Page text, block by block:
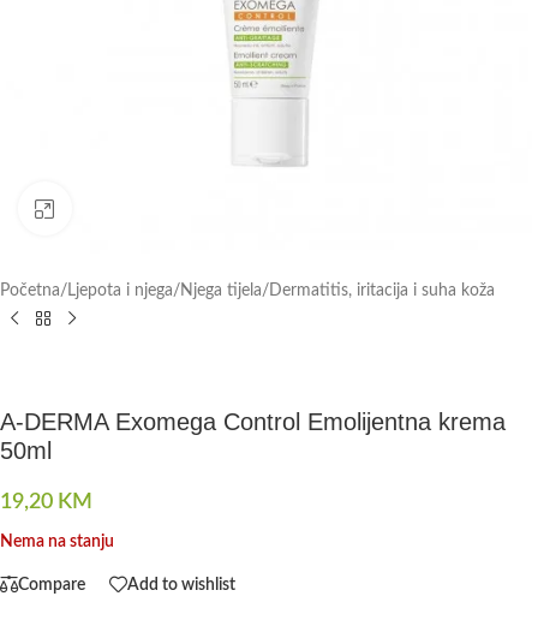
Početna/ Ljepota i njega/ Njega tijela/ Dermatitis, iritacija i suha koža
A-DERMA Exomega Control Emolijentna krema
50ml
19,20 KM
Nema na stanju
Compare Add to wishlist